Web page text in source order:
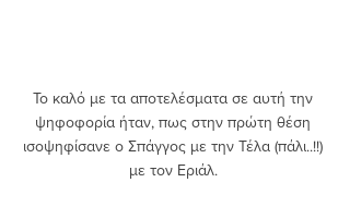
Το καλό με τα αποτελέσματα σε αυτή την
ψηφοφορία ήταν, πως στην πρώτη θέση
ισοψηφίσανε ο Σπάγγος με την Τέλα (πάλι..!!)
με τον Εριάλ.